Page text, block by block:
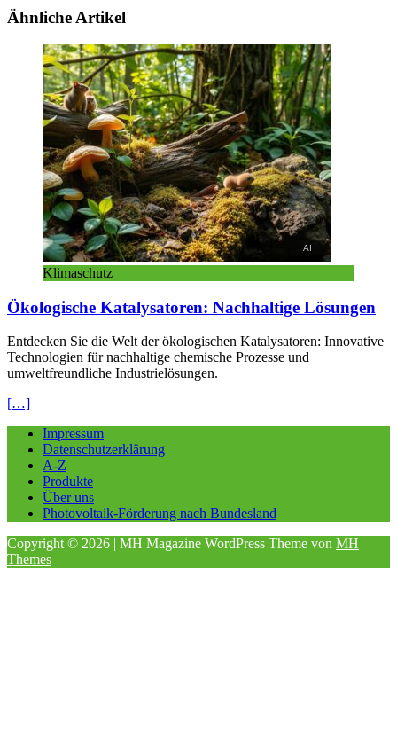
Ähnliche Artikel
Klimaschutz
Ökologische Katalysatoren: Nachhaltige Lösungen
Entdecken Sie die Welt der ökologischen Katalysatoren: Innovative
Technologien für nachhaltige chemische Prozesse und
umweltfreundliche Industrielösungen.
[…]
Impressum
Datenschutzerklärung
A-Z
Produkte
Über uns
Photovoltaik-Förderung nach Bundesland
Copyright © 2026 | MH Magazine WordPress Theme von MH
Themes